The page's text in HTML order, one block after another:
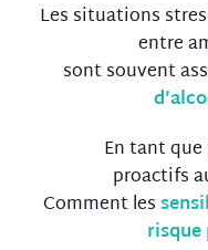
Les situations
entre
sont souvent
En tant
proactifs
Comment les